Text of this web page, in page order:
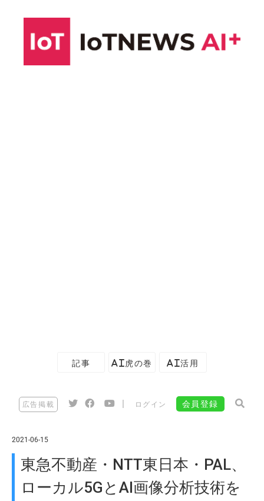
記事 AI虎の巻 AI活用
広告掲載 ログイン 会員登録
2021-06-15
東急不動産・NTT東日本・PAL、
ローカル5GとAI画像分析技術を